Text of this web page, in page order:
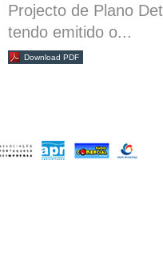
Projecto de Plano
tendo emitido o...
Download PDF